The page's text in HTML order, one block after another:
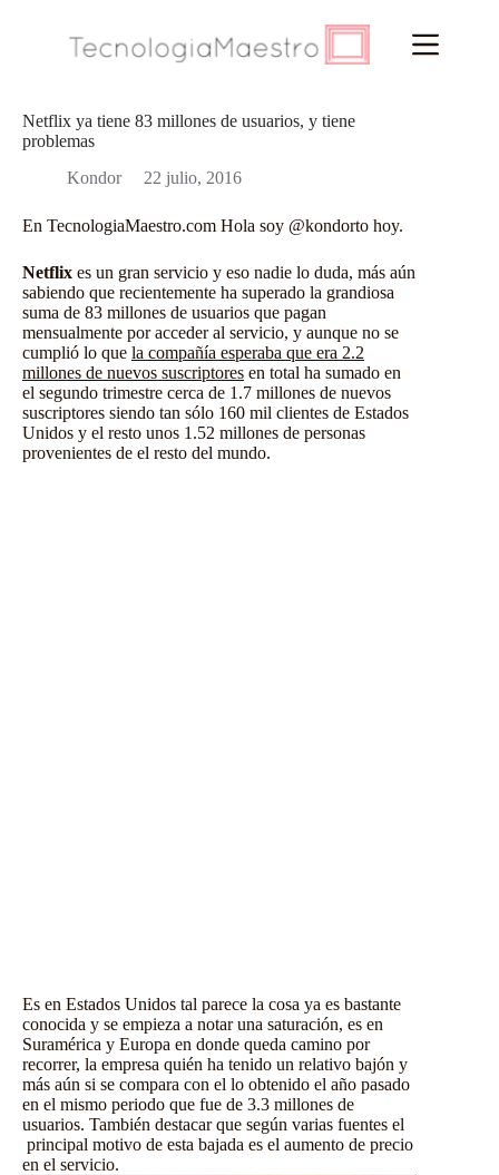
Netflix ya tiene 83 millones de usuarios, y tiene
problemas
Kondor
22 julio, 2016
En TecnologiaMaestro.com Hola soy @kondorto hoy.
Netflix es un gran servicio y eso nadie lo duda, más aún
sabiendo que recientemente ha superado la grandiosa
suma de 83 millones de usuarios que pagan
mensualmente por acceder al servicio, y aunque no se
cumplió lo que la compañía esperaba que era 2.2
millones de nuevos suscriptores en total ha sumado en
el segundo trimestre cerca de 1.7 millones de nuevos
suscriptores siendo tan sólo 160 mil clientes de Estados
Unidos y el resto unos 1.52 millones de personas
provenientes de el resto del mundo.
Es en Estados Unidos tal parece la cosa ya es bastante
conocida y se empieza a notar una saturación, es en
Suramérica y Europa en donde queda camino por
recorrer, la empresa quién ha tenido un relativo bajón y
más aún si se compara con el lo obtenido el año pasado
en el mismo periodo que fue de 3.3 millones de
usuarios. También destacar que según varias fuentes el
principal motivo de esta bajada es el aumento de precio
en el servicio.